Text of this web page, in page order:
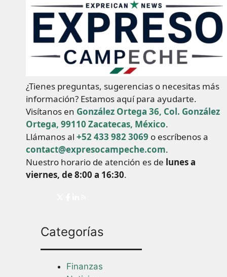
¿Tienes preguntas, sugerencias o necesitas más
información? Estamos aquí para ayudarte.
Visítanos en González Ortega 36, Col. González
Ortega, 99110 Zacatecas, México.
Llámanos al +52 433 982 3069 o escríbenos a
contact@expresocampeche.com.
Nuestro horario de atención es de lunes a
viernes, de 8:00 a 16:30.
Categorías
Finanzas